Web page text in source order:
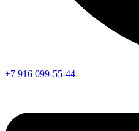
+7 916 099-55-44